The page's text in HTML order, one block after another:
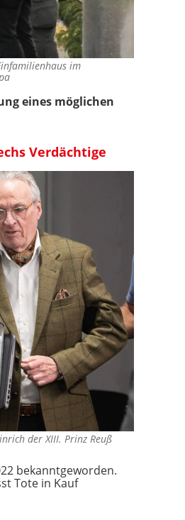
im
eines möglichen
Verdächtige
der XIII. Prinz Reuß
bekanntgeworden.
Tote in Kauf